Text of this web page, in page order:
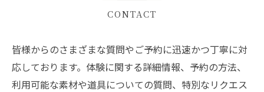
CONTACT
皆様からのさまざまな質問やご予約に迅速かつ丁寧に対
応しております。体験に関する詳細情報、予約の方法、
利用可能な素材や道具についての質問、特別なリクエス